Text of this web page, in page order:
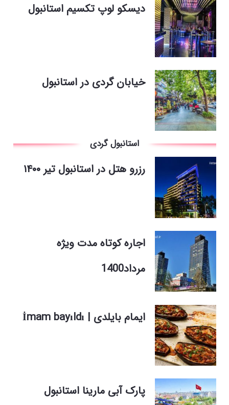
دیسکو لوپ تکسیم استانبول
خیابان گردی در استانبول
استانبول گردی
رزرو هتل در استانبول تیر ۱۴۰۰
اجاره کوتاه مدت ویژه
مرداد1400
ایمام بایلدی | İmam bayıldı
پارک آبی مارینا استانبول